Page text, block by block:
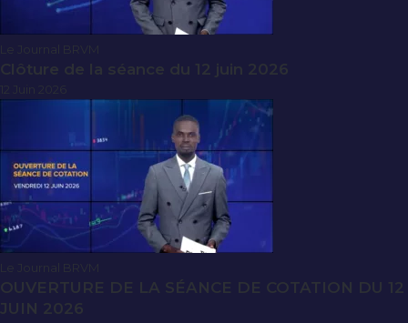
Le Journal BRVM
Clôture de la séance du 12 juin 2026
Le Journal BRVM
OUVERTURE DE LA SÉANCE DE COTATION DU 12
JUIN 2026